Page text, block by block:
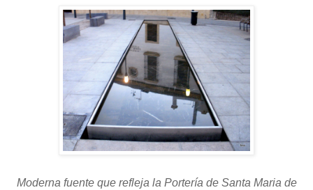
Moderna fuente que refleja la Portería de Santa Maria de